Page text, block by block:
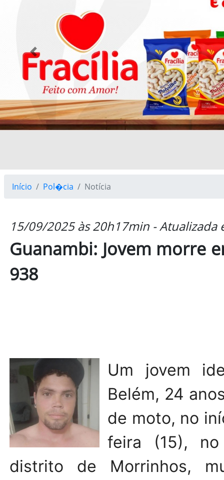
Previous
Início Pol�cia Notícia
15/09/2025 às 20h17min -
Guanambi: Jovem morre
938
Um jovem
Belém, 24
de moto, no
feira (15),
distrito de Morrinhos,